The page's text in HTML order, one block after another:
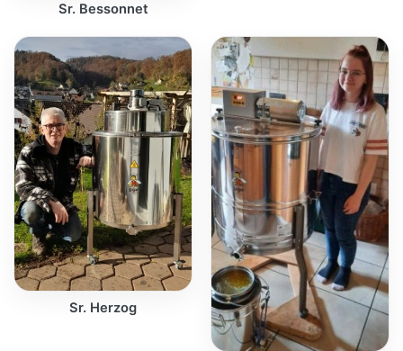
Sr. Bessonnet
Sr. Herzog